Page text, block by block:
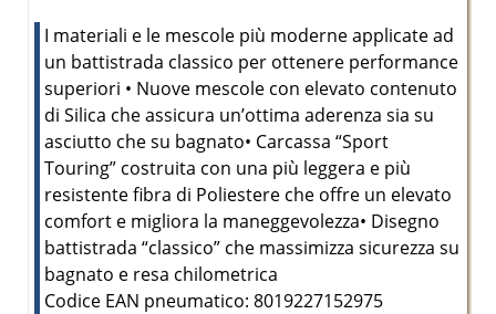
I materiali e le mescole più moderne applicate ad
un battistrada classico per ottenere performance
superiori • Nuove mescole con elevato contenuto
di Silica che assicura un’ottima aderenza sia su
asciutto che su bagnato• Carcassa “Sport
Touring” costruita con una più leggera e più
resistente fibra di Poliestere che offre un elevato
comfort e migliora la maneggevolezza• Disegno
battistrada “classico” che massimizza sicurezza su
bagnato e resa chilometrica
Codice EAN pneumatico: 8019227152975